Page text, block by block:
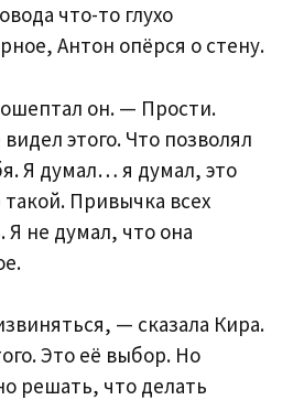
что-то глухо
Антон опёрся о стену.
он. — Прости.
этого. Что позволял
Я думал… я думал, это
такой. Привычка всех
Я не думал, что она
— сказала Кира.
Это её выбор. Но
решать, что делать